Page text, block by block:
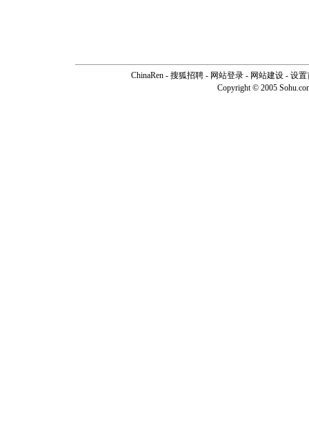
ChinaRen - 搜狐招聘 - 网站登录 - 网站建设 - 设置
Copyright © 2005